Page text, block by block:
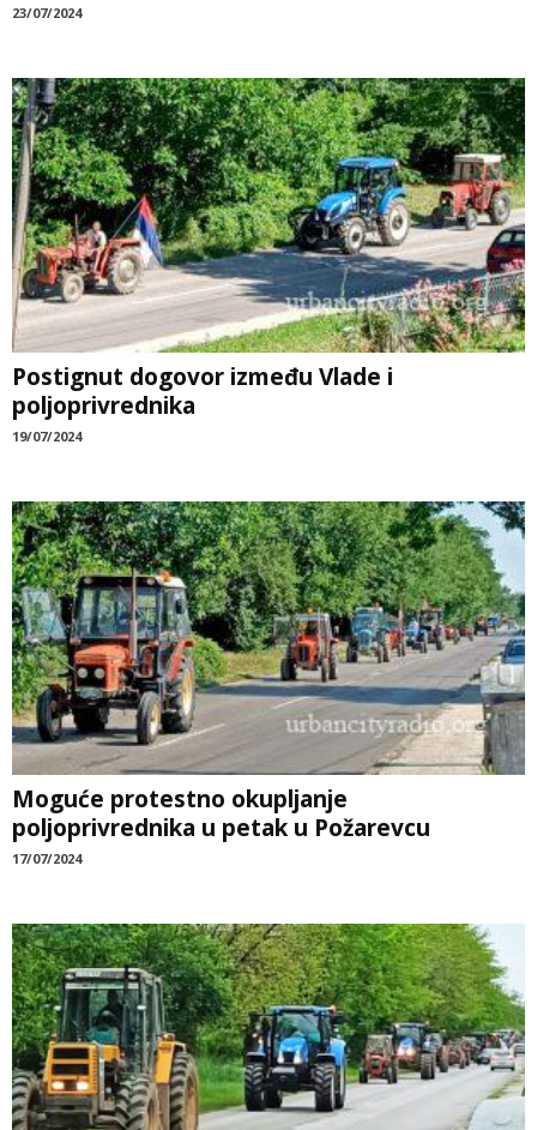
23/07/2024
Postignut dogovor između Vlade i
poljoprivrednika
19/07/2024
Moguće protestno okupljanje
poljoprivrednika u petak u Požarevcu
17/07/2024